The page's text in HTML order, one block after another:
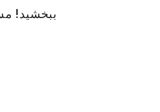
ببخشید!